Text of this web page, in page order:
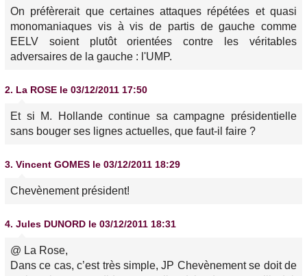
On préfèrerait que certaines attaques répétées et quasi
monomaniaques vis à vis de partis de gauche comme
EELV soient plutôt orientées contre les véritables
adversaires de la gauche : l'UMP.
2. La ROSE le 03/12/2011 17:50
Et si M. Hollande continue sa campagne présidentielle
sans bouger ses lignes actuelles, que faut-il faire ?
3. Vincent GOMES le 03/12/2011 18:29
Chevènement président!
4. Jules DUNORD le 03/12/2011 18:31
@ La Rose,
Dans ce cas, c’est très simple, JP Chevènement se doit de